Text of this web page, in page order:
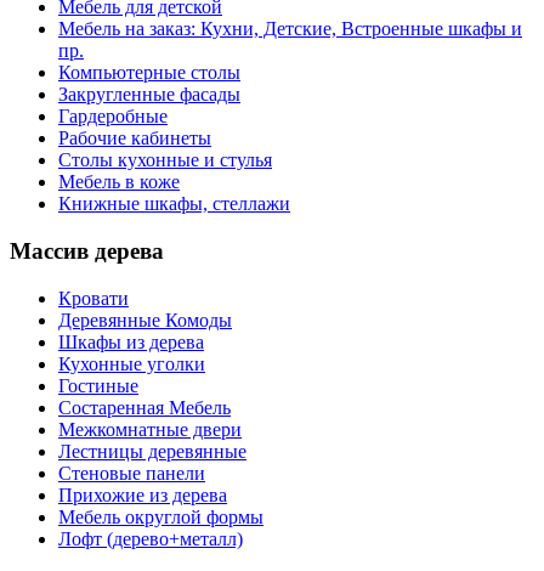
Мебель для детской
Мебель на заказ: Кухни, Детские, Встроенные шкафы и
пр.
Компьютерные столы
Закругленные фасады
Гардеробные
Рабочие кабинеты
Столы кухонные и стулья
Мебель в коже
Книжные шкафы, стеллажи
Массив дерева
Кровати
Деревянные Комоды
Шкафы из дерева
Кухонные уголки
Гостиные
Состаренная Мебель
Межкомнатные двери
Лестницы деревянные
Стеновые панели
Прихожие из дерева
Мебель округлой формы
Лофт (дерево+металл)